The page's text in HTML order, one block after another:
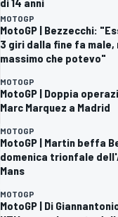
MOTOGP
MotoGP | Bezzecchi:
3 giri dalla fine fa
massimo che potevo"
MOTOGP
MotoGP | Doppia
Marc Marquez a Madrid
MOTOGP
MotoGP | Martin beffa
domenica trionfale
Mans
MOTOGP
MotoGP | Di